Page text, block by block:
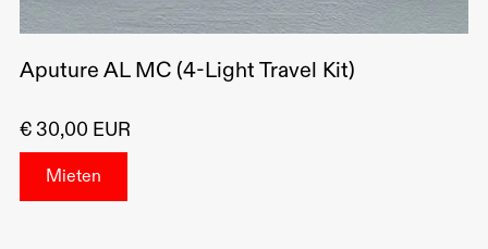
Aputure AL MC (4-Light Travel Kit)
€ 30,00 EUR